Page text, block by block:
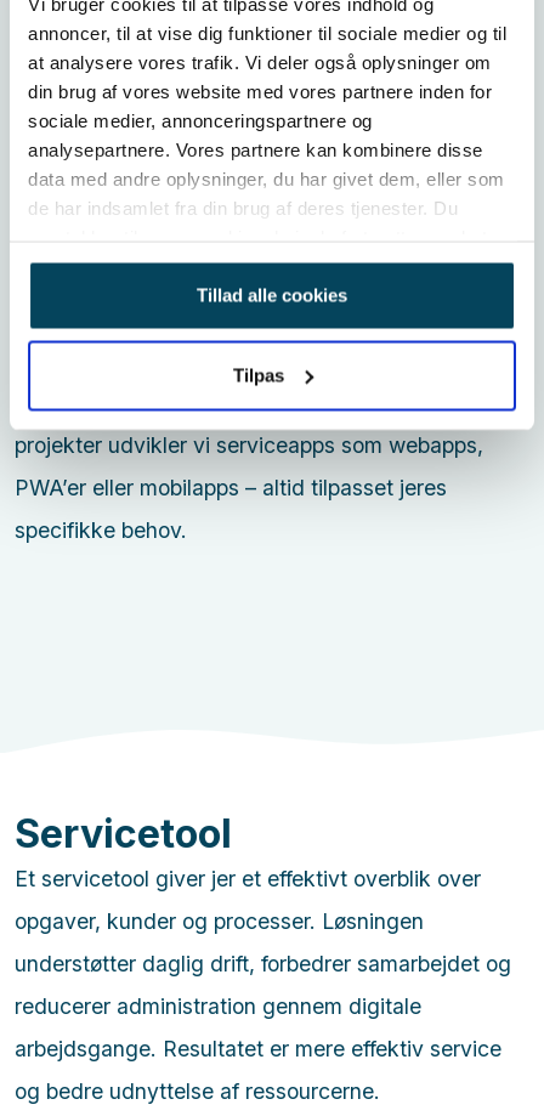
annoncer, til at vise dig funktioner til sociale medier og til
at analysere vores trafik. Vi deler også oplysninger om
din brug af vores website med vores partnere inden for
sociale medier, annonceringspartnere og
analysepartnere. Vores partnere kan kombinere disse
data med andre oplysninger, du har givet dem, eller som
de har indsamlet fra din brug af deres tjenester. Du
anvende vores hjemmeside.
Tillad alle cookies
Tilpas
Med en serviceapp kan I gøre jeres ydelser nemt
tilgængelige for kunderne eller digitalt understøtte
eksisterende services. Samtidig bidrager appen til
øget automatisering i forretningen og giver
værdifuld indsigt i kundernes behov og adfærd.
tilgængelige. Med solid erfaring fra tidligere
projekter udvikler vi serviceapps som webapps,
PWA’er eller mobilapps – altid tilpasset jeres
specifikke behov.
Servicetool
Et servicetool giver jer et effektivt overblik over
opgaver, kunder og processer. Løsningen
understøtter daglig drift, forbedrer samarbejdet og
reducerer administration gennem digitale
arbejdsgange. Resultatet er mere effektiv service
og bedre udnyttelse af ressourcerne.